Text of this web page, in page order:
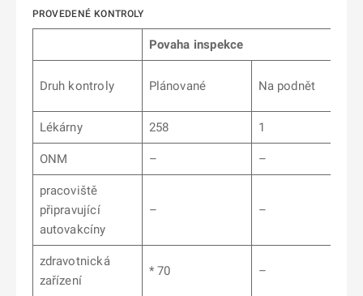
PROVEDENÉ KONTROLY
Povaha inspekce
Druh kontroly Plánované Na podnět
Lékárny 258 1
ONM – –
pracoviště
připravující
autovakcíny
– –
zdravotnická
zařízení
* 70 –